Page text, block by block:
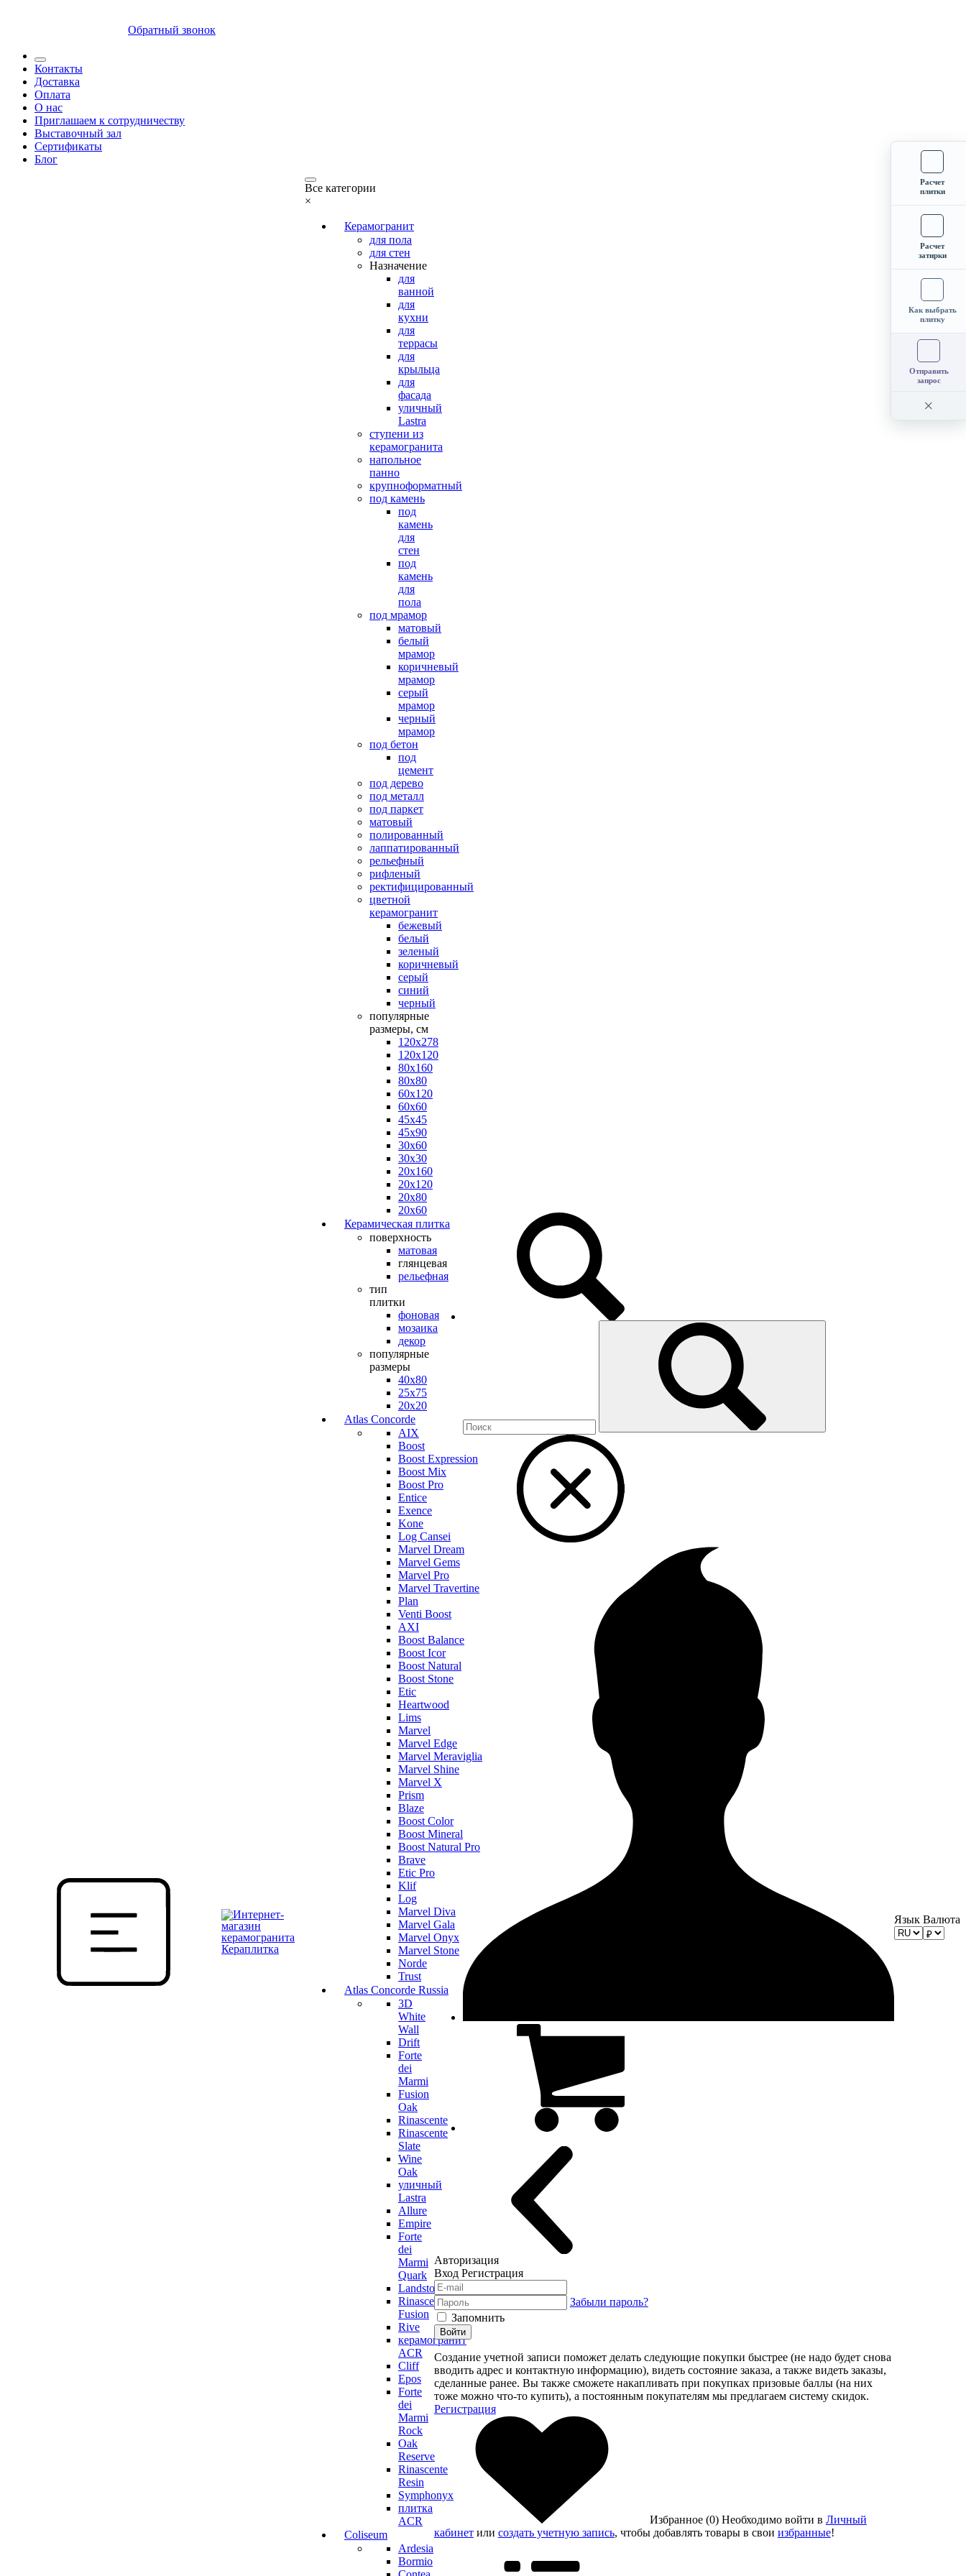
Обратный звонок
Контакты
Доставка
Оплата
О нас
Приглашаем к сотрудничеству
Выставочный зал
Сертификаты
Блог
Все категории
×
Керамогранит
для пола
для стен
Назначение
для
ванной
для
кухни
для
террасы
для
крыльца
для
фасада
уличный
Lastra
ступени из
керамогранита
напольное
панно
крупноформатный
под камень
под
камень
для
стен
под
камень
для
пола
под мрамор
матовый
белый
мрамор
коричневый
мрамор
серый
мрамор
черный
мрамор
под бетон
под
цемент
под дерево
под металл
под паркет
матовый
полированный
лаппатированный
рельефный
рифленый
ректифицированный
цветной
керамогранит
бежевый
белый
зеленый
коричневый
серый
синий
черный
популярные
размеры, см
120х278
120х120
80х160
80х80
60х120
60х60
45х45
45х90
30х60
30х30
20х160
20х120
20х80
20х60
Керамическая плитка
поверхность
матовая
глянцевая
рельефная
тип
плитки
фоновая
мозаика
декор
популярные
размеры
40х80
25х75
20х20
Atlas Concorde
AIX
Boost
Boost Expression
Boost Mix
Boost Pro
Entice
Exence
Kone
Log Cansei
Marvel Dream
Marvel Gems
Marvel Pro
Marvel Travertine
Plan
Venti Boost
AXI
Boost Balance
Boost Icor
Boost Natural
Boost Stone
Etic
Heartwood
Lims
Marvel
Marvel Edge
Marvel Meraviglia
Marvel Shine
Marvel X
Prism
Blaze
Boost Color
Boost Mineral
Boost Natural Pro
Brave
Etic Pro
Klif
Log
Marvel Diva
Marvel Gala
Marvel Onyx
Marvel Stone
Norde
Trust
Atlas Concorde Russia
3D
White
Wall
Drift
Forte
dei
Marmi
Fusion
Oak
Rinascente
Rinascente
Slate
Wine
Oak
уличный
Lastra
Allure
Empire
Forte
dei
Marmi
Quark
Landstone
Rinascente
Fusion
Rive
керамогранит
ACR
Cliff
Epos
Forte
dei
Marmi
Rock
Oak
Reserve
Rinascente
Resin
Symphonyx
плитка
ACR
Coliseum
Ardesia
Bormio
Авторизация
Вход Регистрация
Забыли пароль?
Запомнить
Войти
Создание учетной записи поможет делать следующие покупки быстрее (не надо будет снова
вводить адрес и контактную информацию), видеть состояние заказа, а также видеть заказы,
сделанные ранее. Вы также сможете накапливать при покупках призовые баллы (на них
тоже можно что-то купить), а постоянным покупателям мы предлагаем систему скидок.
Регистрация
Избранное (0) Необходимо войти в Личный
кабинетили создать учетную запись, чтобы добавлять товары в свои избранные!
Язык Валюта
Расчет
плитки
Расчет
затирки
Как выбрать
плитку
Отправить
запрос
×